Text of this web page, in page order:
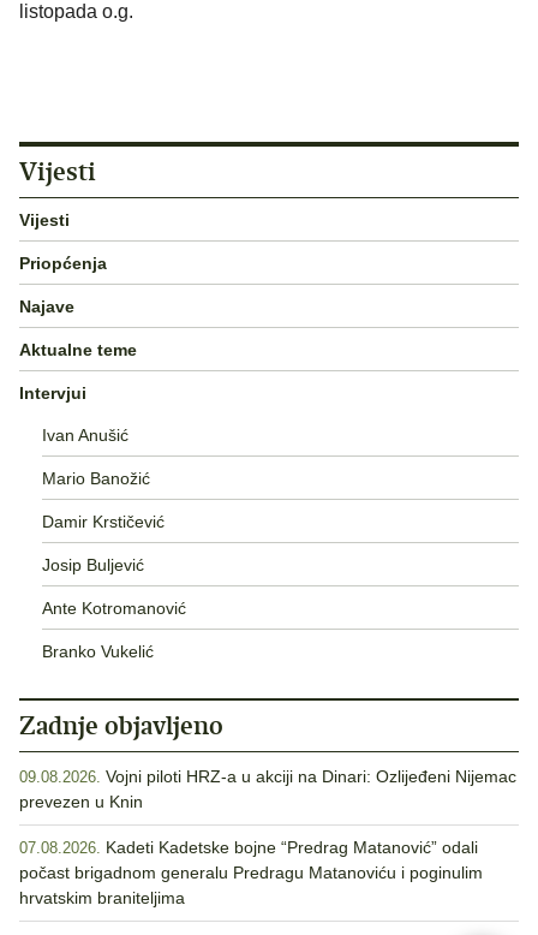
listopada o.g.
Vijesti
Vijesti
Priopćenja
Najave
Aktualne teme
Intervjui
Ivan Anušić
Mario Banožić
Damir Krstičević
Josip Buljević
Ante Kotromanović
Branko Vukelić
Zadnje objavljeno
09.08.2026. Vojni piloti HRZ-a u akciji na Dinari: Ozlijeđeni Nijemac
prevezen u Knin
07.08.2026. Kadeti Kadetske bojne “Predrag Matanović” odali
počast brigadnom generalu Predragu Matanoviću i poginulim
hrvatskim braniteljima